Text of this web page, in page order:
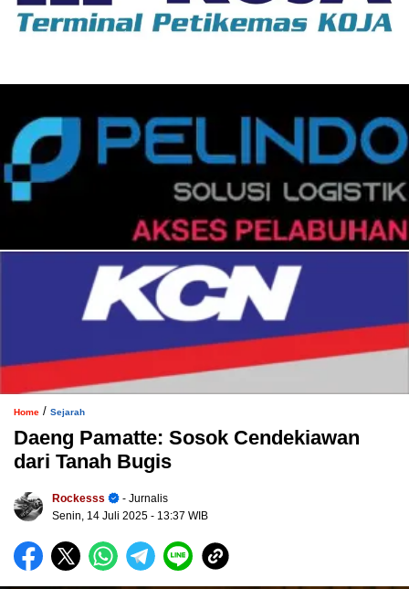
Home / Sejarah
Daeng Pamatte: Sosok Cendekiawan
dari Tanah Bugis
Rockesss
- Jurnalis
Senin, 14 Juli 2025 - 13:37 WIB